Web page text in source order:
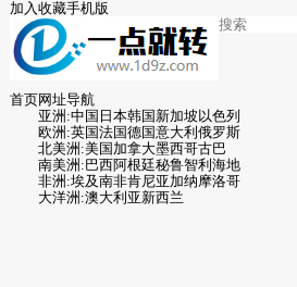
加入收藏手机版
首页网址导航
亚洲:中国 日本韩国 新加坡 以色列
欧洲:英国法国德国意大利 俄罗斯
北美洲:美国 加拿大墨西哥古巴
南美洲:巴西阿根廷秘鲁智利 海地
非洲:埃及南非肯尼亚加纳摩洛哥
大洋洲:澳大利亚新西兰